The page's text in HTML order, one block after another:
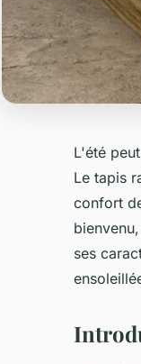
L'été
Le tapis
confort
ses